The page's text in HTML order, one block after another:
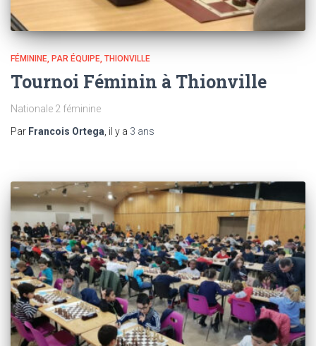
FÉMININE PAR ÉQUIPE THIONVILLE
Tournoi Féminin à Thionville
Nationale 2 féminine
Par Francois Ortega , il y a 3 ans